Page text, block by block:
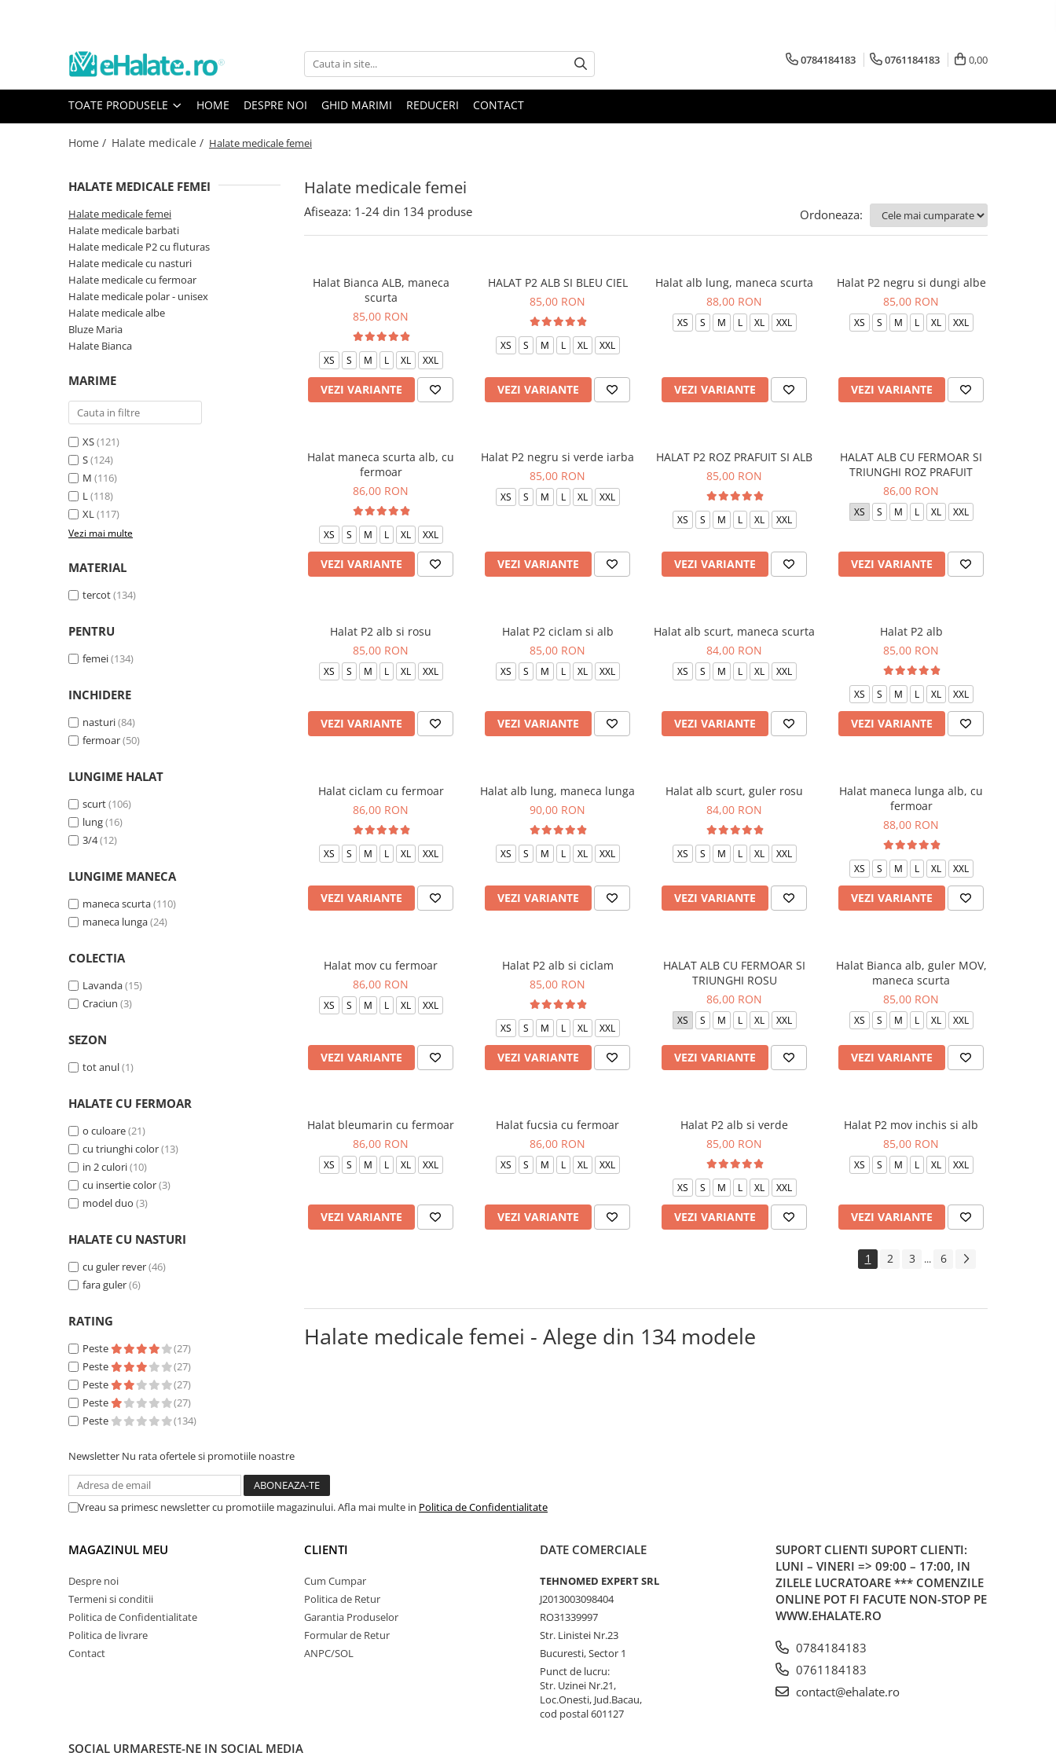
Toate Produsele
Bluze Unisex
Bluze Maria
Bluze medicale uni
Halate medicale
Halate Bianca
Bluze Maria
Halate medicale femei
Halate medicale P2 cu fluturas
Halate medicale cu nasturi
Halate medicale cu fermoar
Halate medicale polar - unisex
Halate medicale albe
Fuste, Sarafane
Sarafane Mira
Veste, Jachete
Veste de lucru
Jachete de lucru
Veste de lucru
Halate medicale polar - unisex
Tricouri de lucru
Saboti medicali
0784184183 0761184183 0,00
TOATE PRODUSELE HOME DESPRE NOI GHID MARIMI REDUCERI CONTACT
Home / Halate medicale / Halate medicale femei
Halate medicale femei
HALATE MEDICALE FEMEI
Halate medicale femei
Halate medicale barbati
Halate medicale P2 cu fluturas
Halate medicale cu nasturi
Halate medicale cu fermoar
Halate medicale polar - unisex
Halate medicale albe
Bluze Maria
Halate Bianca
MARIME
XS(121)
S(124)
M (116)
L(118)
XL(117)
Vezi mai multe
MATERIAL
tercot(134)
PENTRU
femei(134)
INCHIDERE
nasturi(84)
fermoar(50)
LUNGIME HALAT
scurt(106)
lung(16)
3/4(12)
LUNGIME MANECA
maneca scurta(110)
maneca lunga(24)
COLECTIA
Lavanda(15)
Craciun (3)
SEZON
tot anul(1)
HALATE CU FERMOAR
o culoare(21)
cu triunghi color(13)
in 2 culori(10)
cu insertie color(3)
model duo (3)
HALATE CU NASTURI
cu guler rever(46)
fara guler(6)
RATING
Peste
(27)
Peste
(27)
Peste
(27)
Peste
(27)
Peste
(134)
Afiseaza: 1-24 din 134 produse Ordoneaza:
Halat Bianca ALB, maneca
scurta
85,00 RON
XS S M L XL XXL
VEZI VARIANTE
HALAT P2 ALB SI BLEU CIEL
85,00 RON
XS S M L XL XXL
VEZI VARIANTE
Halat alb lung, maneca scurta
88,00 RON
XS S M L XL XXL
VEZI VARIANTE
Halat P2 negru si dungi albe
85,00 RON
XS S M L XL XXL
VEZI VARIANTE
Halat maneca scurta alb, cu
fermoar
86,00 RON
XS S M L XL XXL
VEZI VARIANTE
Halat P2 negru si verde iarba
85,00 RON
XS S M L XL XXL
VEZI VARIANTE
HALAT P2 ROZ PRAFUIT SI ALB
85,00 RON
XS S M L XL XXL
VEZI VARIANTE
HALAT ALB CU FERMOAR SI
TRIUNGHI ROZ PRAFUIT
86,00 RON
XS S M L XL XXL
VEZI VARIANTE
Halat P2 alb si rosu
85,00 RON
XS S M L XL XXL
VEZI VARIANTE
Halat P2 ciclam si alb
85,00 RON
XS S M L XL XXL
VEZI VARIANTE
Halat alb scurt, maneca scurta
84,00 RON
XS S M L XL XXL
VEZI VARIANTE
Halat P2 alb
85,00 RON
XS S M L XL XXL
VEZI VARIANTE
Halat ciclam cu fermoar
86,00 RON
XS S M L XL XXL
VEZI VARIANTE
Halat alb lung, maneca lunga
90,00 RON
XS S M L XL XXL
VEZI VARIANTE
Halat alb scurt, guler rosu
84,00 RON
XS S M L XL XXL
VEZI VARIANTE
Halat maneca lunga alb, cu
fermoar
88,00 RON
XS S M L XL XXL
VEZI VARIANTE
Halat mov cu fermoar
86,00 RON
XS S M L XL XXL
VEZI VARIANTE
Halat P2 alb si ciclam
85,00 RON
XS S M L XL XXL
VEZI VARIANTE
HALAT ALB CU FERMOAR SI
TRIUNGHI ROSU
86,00 RON
XS S M L XL XXL
VEZI VARIANTE
Halat Bianca alb, guler MOV,
maneca scurta
85,00 RON
XS S M L XL XXL
VEZI VARIANTE
Halat bleumarin cu fermoar
86,00 RON
XS S M L XL XXL
VEZI VARIANTE
Halat fucsia cu fermoar
86,00 RON
XS S M L XL XXL
VEZI VARIANTE
Halat P2 alb si verde
85,00 RON
XS S M L XL XXL
VEZI VARIANTE
Halat P2 mov inchis si alb
85,00 RON
XS S M L XL XXL
VEZI VARIANTE
1 2 3 ... 6
Halate medicale femei - Alege din 134 modele
Newsletter Nu rata ofertele si promotiile noastre
Vreau sa primesc newsletter cu promotiile magazinului. Afla mai multe in Politica de Confidentialitate
MAGAZINUL MEU
Despre noi
Termeni si conditii
Politica de Confidentialitate
Politica de livrare
Contact
CLIENTI
Cum Cumpar
Politica de Retur
Garantia Produselor
Formular de Retur
ANPC/SOL
DATE COMERCIALE
TEHNOMED EXPERT SRL
J2013003098404
RO31339997
Str. Linistei Nr.23
Bucuresti, Sector 1
Punct de lucru:
Str. Uzinei Nr.21,
Loc.Onesti, Jud.Bacau,
cod postal 601127
SUPORT CLIENTI SUPORT CLIENTI:
LUNI – VINERI => 09:00 – 17:00, IN
ZILELE LUCRATOARE *** COMENZILE
ONLINE POT FI FACUTE NON-STOP PE
WWW.EHALATE.RO
0784184183
0761184183
contact@ehalate.ro
SOCIAL URMARESTE-NE IN SOCIAL MEDIA